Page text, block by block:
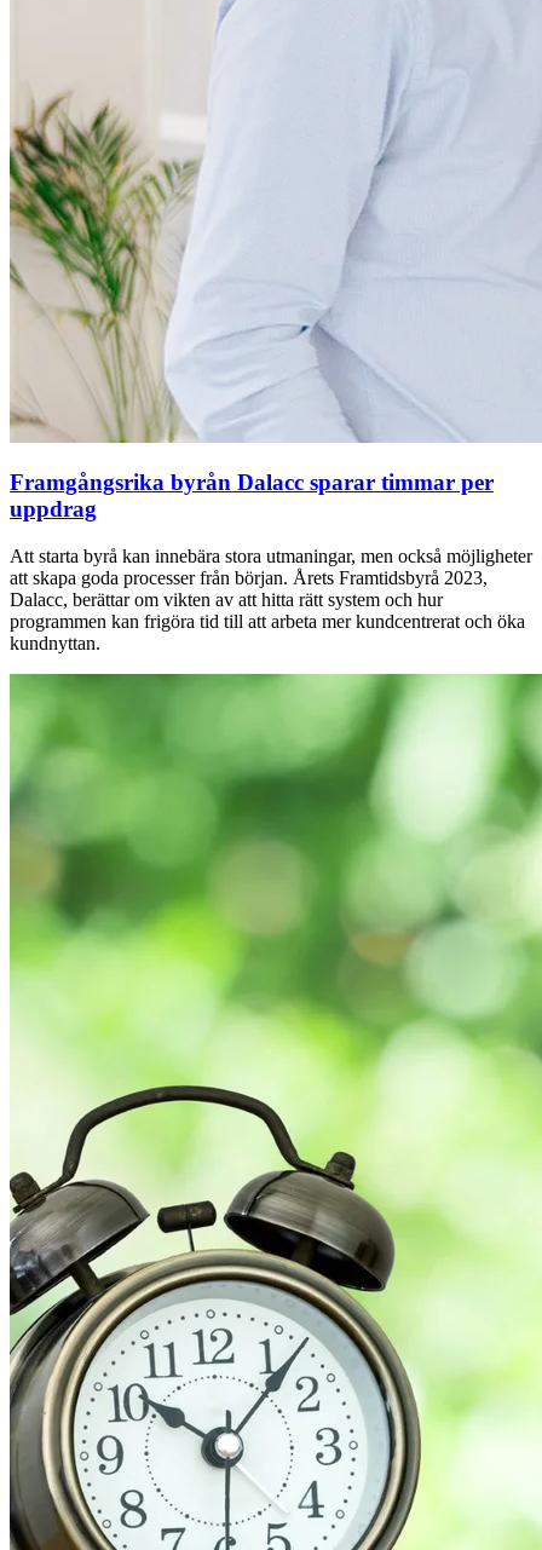
Framgångsrika byrån Dalacc sparar timmar per
uppdrag
Att starta byrå kan innebära stora utmaningar, men också möjligheter
att skapa goda processer från början. Årets Framtidsbyrå 2023,
Dalacc, berättar om vikten av att hitta rätt system och hur
programmen kan frigöra tid till att arbeta mer kundcentrerat och öka
kundnyttan.